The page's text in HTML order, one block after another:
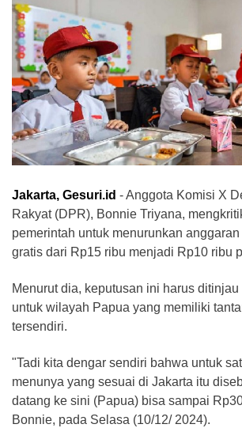
Jakarta, Gesuri.id - Anggota Komisi X
Rakyat (DPR), Bonnie Triyana,
pemerintah untuk menurunkan
gratis dari Rp15 ribu menjadi Rp10 ribu
Menurut dia, keputusan ini harus
untuk wilayah Papua yang memiliki
tersendiri.
"Tadi kita dengar sendiri bahwa untuk
menunya yang sesuai di Jakarta itu
datang ke sini (Papua) bisa sampai
Bonnie, pada Selasa (10/12/ 2024).